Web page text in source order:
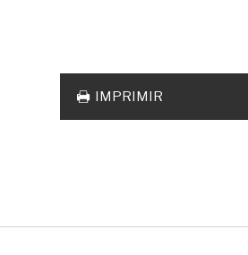
IMPRIMIR